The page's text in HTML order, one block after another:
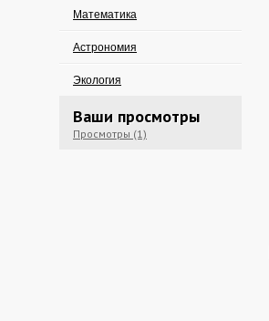
Математика
Астрономия
Экология
Ваши просмотры
Просмотры (1)